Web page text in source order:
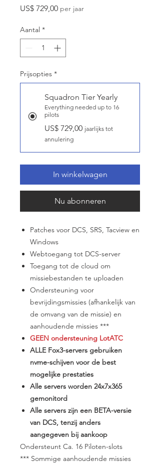
US$ 729,00Prijs
per jaar
Aantal *
Prijsopties *
Squadron Tier Yearly
Everything needed up to 16
pilots
US$ 729,00 jaarlijks tot
annulering
In winkelwagen
Nu abonneren
Patches voor DCS, SRS, Tacview en
Windows
Webtoegang tot DCS-server
Toegang tot de cloud om
missiebestanden te uploaden
Ondersteuning voor
bevrijdingsmissies (afhankelijk van
de omvang van de missie) en
aanhoudende missies ***
GEEN ondersteuning LotATC
ALLE Fox3-servers gebruiken
nvme-schijven voor de best
mogelijke prestaties
Alle servers worden 24x7x365
gemonitord
Alle servers zijn een BETA-versie
van DCS, tenzij anders
aangegeven bij aankoop
​Ondersteunt Ca. 16 Piloten-slots
*** Sommige aanhoudende missies